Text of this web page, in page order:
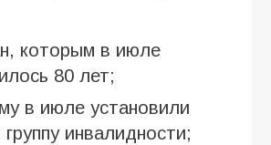
которым в июле
80 лет;
в июле установили
инвалидности;